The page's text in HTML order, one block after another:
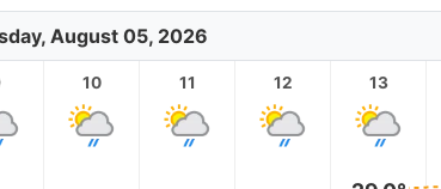
August 05, 2026
10 11 12 13